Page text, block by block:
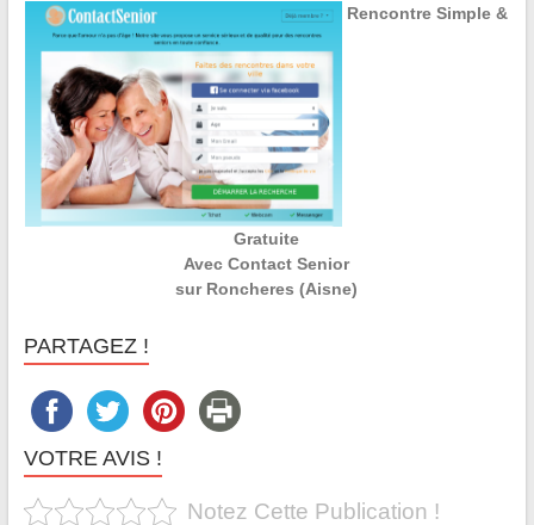
Rencontre Simple &
Gratuite
Avec Contact Senior
sur Roncheres (Aisne)
PARTAGEZ !
VOTRE AVIS !
Notez Cette Publication !